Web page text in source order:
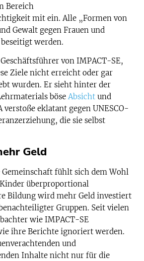
Bereich
mit ein. Alle „Formen von
Gewalt gegen Frauen und
werden.
von IMPACT-SE,
Ziele nicht erreicht oder gar
wurden. Er sieht hinter der
böse Absicht und
verstoße eklatant gegen UNESCO-
die sie selbst
Geld
fühlt sich dem Wohl
überproportional
Bildung wird mehr Geld investiert
Gruppen. Seit vielen
wie IMPACT-SE
ihre Berichte ignoriert werden.
und
Inhalte nicht nur für die